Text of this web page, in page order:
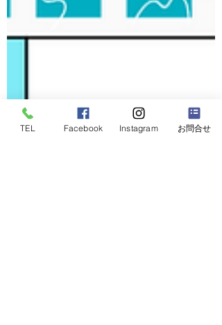
TEL Facebook Instagram お問合せ